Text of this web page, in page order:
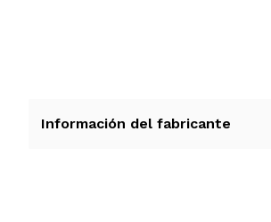
Información del fabricante